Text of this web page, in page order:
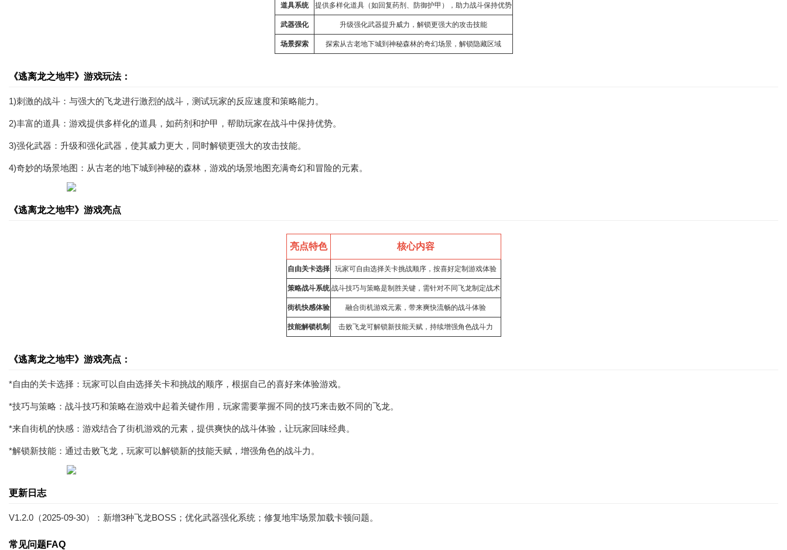
道具系统 提供多样化道具（如回复药剂、防御护甲），助力战斗保持优势
武器强化 升级强化武器提升威力，解锁更强大的攻击技能
场景探索 探索从古老地下城到神秘森林的奇幻场景，解锁隐藏区域
《逃离龙之地牢》游戏玩法：
1)刺激的战斗：与强大的飞龙进行激烈的战斗，测试玩家的反应速度和策略能力。
2)丰富的道具：游戏提供多样化的道具，如药剂和护甲，帮助玩家在战斗中保持优势。
3)强化武器：升级和强化武器，使其威力更大，同时解锁更强大的攻击技能。
4)奇妙的场景地图：从古老的地下城到神秘的森林，游戏的场景地图充满奇幻和冒险的元素。
《逃离龙之地牢》游戏亮点
亮点特色 核心内容
自由关卡选择 玩家可自由选择关卡挑战顺序，按喜好定制游戏体验
策略战斗系统 战斗技巧与策略是制胜关键，需针对不同飞龙制定战术
街机快感体验 融合街机游戏元素，带来爽快流畅的战斗体验
技能解锁机制 击败飞龙可解锁新技能天赋，持续增强角色战斗力
《逃离龙之地牢》游戏亮点：
*自由的关卡选择：玩家可以自由选择关卡和挑战的顺序，根据自己的喜好来体验游戏。
*技巧与策略：战斗技巧和策略在游戏中起着关键作用，玩家需要掌握不同的技巧来击败不同的飞龙。
*来自街机的快感：游戏结合了街机游戏的元素，提供爽快的战斗体验，让玩家回味经典。
*解锁新技能：通过击败飞龙，玩家可以解锁新的技能天赋，增强角色的战斗力。
更新日志
V1.2.0（2025-09-30）：新增3种飞龙BOSS；优化武器强化系统；修复地牢场景加载卡顿问题。
常见问题FAQ